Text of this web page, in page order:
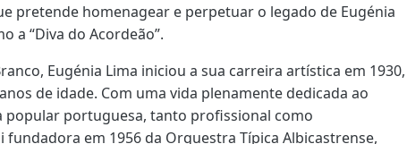
pretende homenagear e perpetuar o legado de Eugénia
a “Diva do Acordeão”.
Eugénia Lima iniciou a sua carreira artística em 1930,
de idade. Com uma vida plenamente dedicada ao
popular portuguesa, tanto profissional como
fundadora em 1956 da Orquestra Típica Albicastrense,